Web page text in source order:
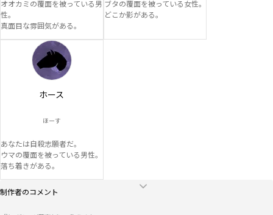
オオカミの覆面を被っている男
性。
真面目な雰囲気がある。
ブタの覆面を被っている女性。
どこか影がある。
ホース
ほーす
あなたは自殺志願者だ。
ウマの覆面を被っている男性。
落ち着きがある。
制作者のコメント